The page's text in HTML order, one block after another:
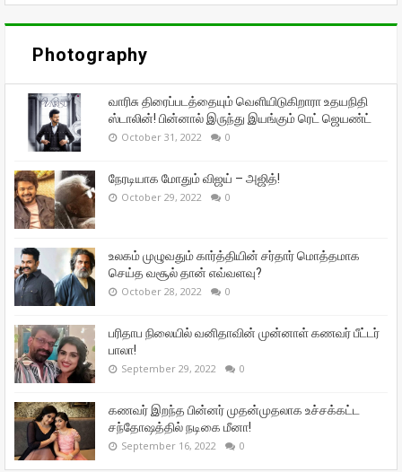
Photography
வாரிசு திரைப்படத்தையும் வெளியிடுகிறாரா உதயநிதி
ஸ்டாலின்! பின்னால் இருந்து இயங்கும் ரெட் ஜெயண்ட்
October 31, 2022 0
நேரடியாக மோதும் விஜய் – அஜித்!
October 29, 2022 0
உலகம் முழுவதும் கார்த்தியின் சர்தார் மொத்தமாக
செய்த வசூல் தான் எவ்வளவு?
October 28, 2022 0
பரிதாப நிலையில் வனிதாவின் முன்னாள் கணவர் பீட்டர்
பாலா!
September 29, 2022 0
கணவர் இறந்த பின்னர் முதன்முதலாக உச்சக்கட்ட
சந்தோஷத்தில் நடிகை மீனா!
September 16, 2022 0